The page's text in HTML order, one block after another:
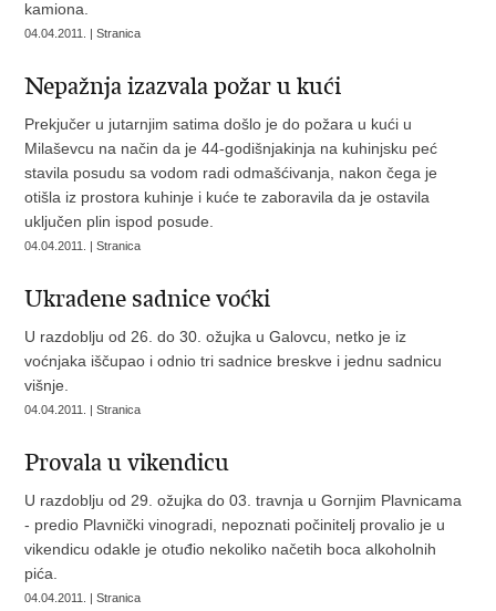
kamiona.
04.04.2011. | Stranica
Nepažnja izazvala požar u kući
Prekjučer u jutarnjim satima došlo je do požara u kući u
Milaševcu na način da je 44-godišnjakinja na kuhinjsku peć
stavila posudu sa vodom radi odmašćivanja, nakon čega je
otišla iz prostora kuhinje i kuće te zaboravila da je ostavila
uključen plin ispod posude.
04.04.2011. | Stranica
Ukradene sadnice voćki
U razdoblju od 26. do 30. ožujka u Galovcu, netko je iz
voćnjaka iščupao i odnio tri sadnice breskve i jednu sadnicu
višnje.
04.04.2011. | Stranica
Provala u vikendicu
U razdoblju od 29. ožujka do 03. travnja u Gornjim Plavnicama
- predio Plavnički vinogradi, nepoznati počinitelj provalio je u
vikendicu odakle je otuđio nekoliko načetih boca alkoholnih
pića.
04.04.2011. | Stranica